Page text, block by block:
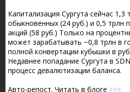
Капитализация Сургута сейчас 1,3
обыкновенных (24 руб.) и 0,5 трлн
акций (58 руб.) Только на
может зарабатывать ~0,8 трлн в
полной конвертации кубышки в
Недавнее попадание Сургута в
процесс девалютизации баланса.
Авто-репост. Читать в блоге >>>